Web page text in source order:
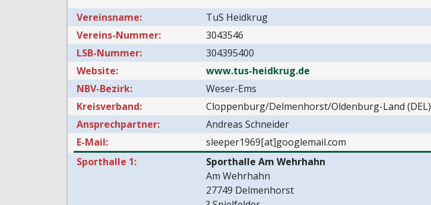
Vereinsname:
TuS Heidkrug
Vereins-Nummer:
3043546
LSB-Nummer:
304395400
Website:
www.tus-heidkrug.de
NBV-Bezirk:
Weser-Ems
Kreisverband:
Cloppenburg/Delmenhorst/Oldenburg-Land (DEL)
Ansprechpartner:
Andreas Schneider
E-Mail:
sleeper1969[at]googlemail.com
Sporthalle 1:
Sporthalle Am Wehrhahn
Am Wehrhahn
27749 Delmenhorst